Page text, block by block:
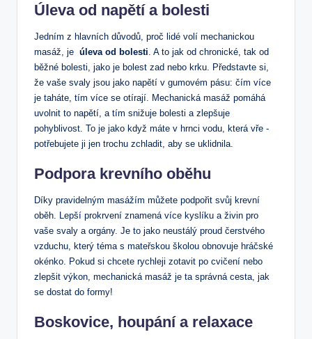
Úleva od napětí⁢ a bolesti
Jedním z hlavních⁤ důvodů, proč lidé‌ volí mechanickou
masáž, je ⁤ úleva od ​bolesti . A to jak​ od‍ chronické, tak od⁤
běžné bolesti, jako je bolest zad nebo krku. Představte si,
že vaše svaly ⁤jsou⁣ jako napětí v gumovém pásu: čím‍ více
je taháte, tím více se ‍otírají.‌ Mechanická masáž pomáhá
uvolnit to napětí, a ‌tím snižuje bolesti a zlepšuje
pohyblivost. To je‍ jako když máte v hrnci vodu, která vře ​-
potřebujete⁣ ji jen trochu zchladit, ⁤aby se uklidnila.
Podpora krevního oběhu
Díky pravidelným masážím můžete podpořit svůj krevní
oběh. Lepší prokrvení znamená více kyslíku a živin ‌pro
vaše svaly ⁢a orgány. Je to jako neustálý proud⁤ čerstvého
vzduchu, který téma s mateřskou školou obnovuje ⁢hráčské
okénko. Pokud si chcete rychleji zotavit po cvičení nebo
zlepšit výkon, mechanická masáž⁢ je ta správná ⁤cesta, jak
se dostat do formy!
Boskovice, ‍houpání‌ a relaxace